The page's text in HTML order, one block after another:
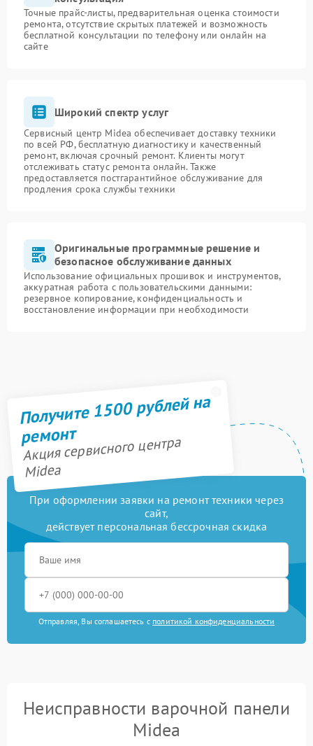
Точные прайс-листы, предварительная оценка стоимости
ремонта, отсутствие скрытых платежей и возможность
бесплатной консультации по телефону или онлайн на
сайте
Широкий спектр услуг
Сервисный центр Midea обеспечивает доставку техники
по всей РФ, бесплатную диагностику и качественный
ремонт, включая срочный ремонт. Клиенты могут
отслеживать статус ремонта онлайн. Также
предоставляется постгарантийное обслуживание для
продления срока службы техники
Оригинальные программные решение и
безопасное обслуживание данных
Использование официальных прошивок и инструментов,
аккуратная работа с пользовательскими данными:
резервное копирование, конфиденциальность и
восстановление информации при необходимости
Получите 1500 рублей на
ремонт
Акция сервисного центра
Midea
При оформлении заявки на ремонт техники через
сайт,
действует персональная бессрочная скидка
Отправляя, Вы соглашаетесь с политикой конфиденциальности
Неисправности варочной панели
Midea